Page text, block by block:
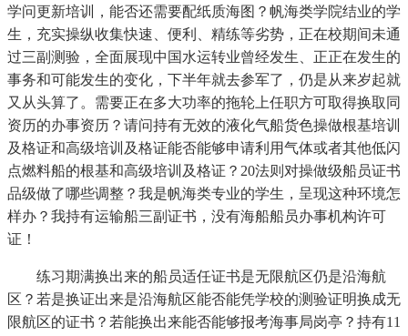
学问更新培训，能否还需要配纸质海图？帆海类学院结业的学
生，充实操纵收集快速、便利、精练等劣势，正在校期间未通
过三副测验，全面展现中国水运转业曾经发生、正正在发生的
事务和可能发生的变化，下半年就去参军了，仍是从来岁起就
又从头算了。需要正在多大功率的拖轮上任职方可取得换取同
资历的办事资历？请问持有无效的液化气船货色操做根基培训
及格证和高级培训及格证能否能够申请利用气体或者其他低闪
点燃料船的根基和高级培训及格证？20法则对操做级船员证书
品级做了哪些调整？我是帆海类专业的学生，呈现这种环境怎
样办？我持有运输船三副证书，没有海船船员办事机构许可
证！
练习期满换出来的船员适任证书是无限航区仍是沿海航
区？若是换证出来是沿海航区能否能凭学校的测验证明换成无
限航区的证书？若能换出来能否能够报考海事局岗亭？持有11